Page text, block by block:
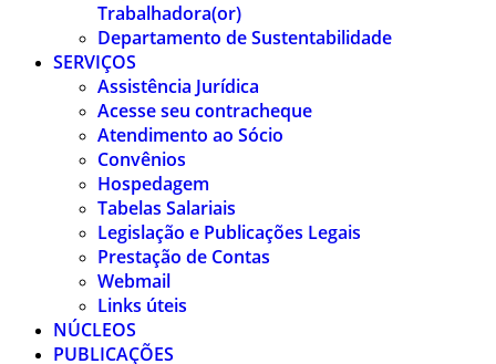
Trabalhadora(or)
Departamento de Sustentabilidade
SERVIÇOS
Assistência Jurídica
Acesse seu contracheque
Atendimento ao Sócio
Convênios
Hospedagem
Tabelas Salariais
Legislação e Publicações Legais
Prestação de Contas
Webmail
Links úteis
NÚCLEOS
PUBLICAÇÕES